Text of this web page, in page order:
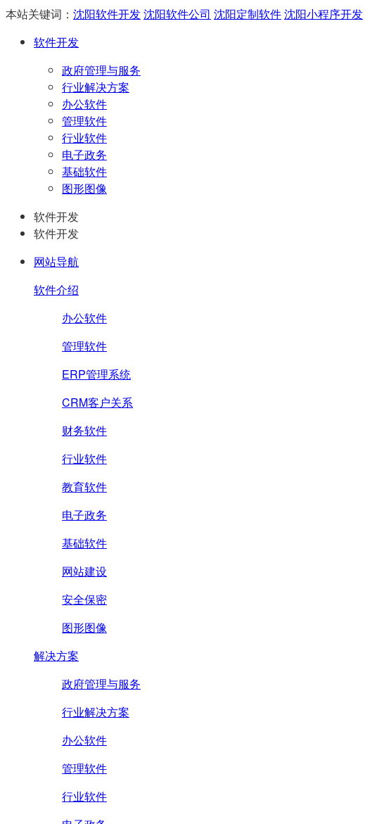
本站关键词： 沈阳软件开发沈阳软件公司 沈阳定制软件沈阳小程序开发
软件开发
政府管理与服务
行业解决方案
办公软件
管理软件
行业软件
电子政务
基础软件
图形图像
软件开发
软件开发
网站导航
软件介绍
办公软件
管理软件
ERP管理系统
CRM客户关系
财务软件
行业软件
教育软件
电子政务
基础软件
网站建设
安全保密
图形图像
解决方案
政府管理与服务
行业解决方案
办公软件
管理软件
行业软件